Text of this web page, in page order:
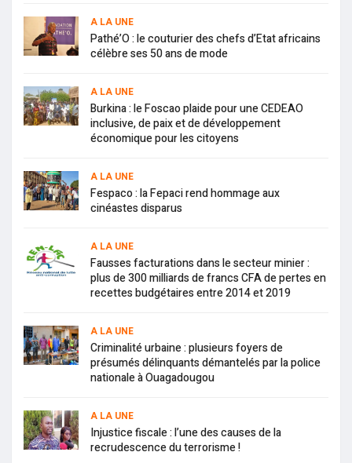
A LA UNE
Pathé’O : le couturier des chefs d’Etat africains
célèbre ses 50 ans de mode
A LA UNE
Burkina : le Foscao plaide pour une CEDEAO
inclusive, de paix et de développement
économique pour les citoyens
A LA UNE
Fespaco : la Fepaci rend hommage aux
cinéastes disparus
A LA UNE
Fausses facturations dans le secteur minier :
plus de 300 milliards de francs CFA de pertes en
recettes budgétaires entre 2014 et 2019
A LA UNE
Criminalité urbaine : plusieurs foyers de
présumés délinquants démantelés par la police
nationale à Ouagadougou
A LA UNE
Injustice fiscale : l’une des causes de la
recrudescence du terrorisme !